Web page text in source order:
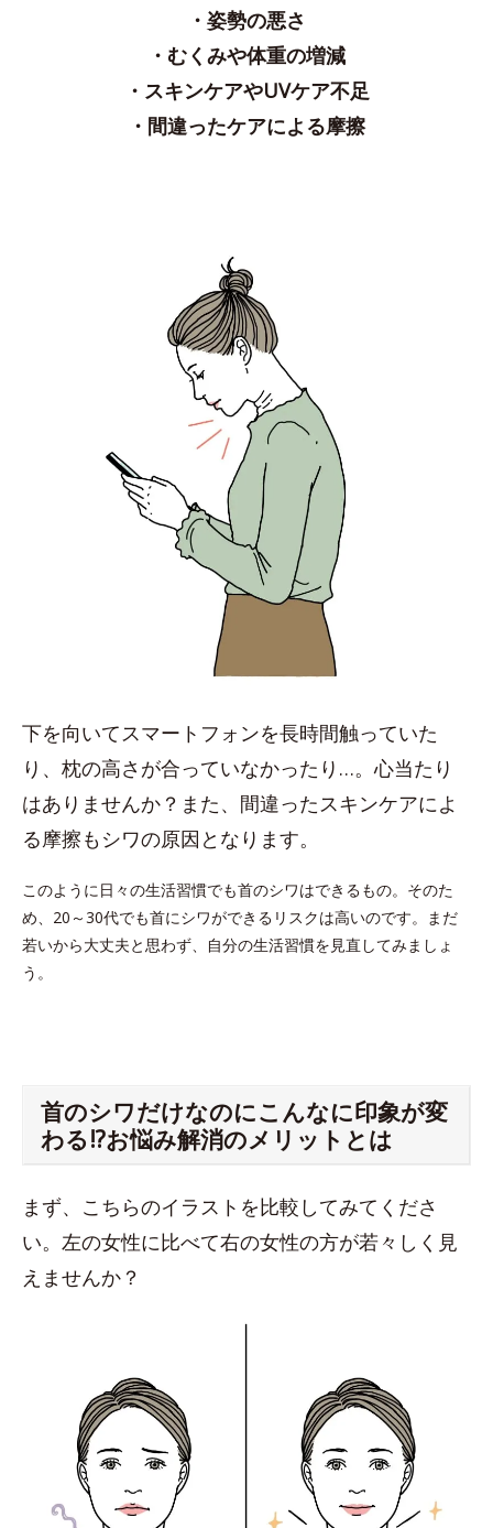
・姿勢の悪さ
・むくみや体重の増減
・スキンケアやUVケア不足
・間違ったケアによる摩擦
下を向いてスマートフォンを長時間触っていた
り、枕の高さが合っていなかったり…。心当たり
はありませんか？また、間違ったスキンケアによ
る摩擦もシワの原因となります。
このように日々の生活習慣でも首のシワはできるもの。そのた
め、20～30代でも首にシワができるリスクは高いのです。まだ
若いから大丈夫と思わず、自分の生活習慣を見直してみましょ
う。
首のシワだけなのにこんなに印象が変
わる!?お悩み解消のメリットとは
まず、こちらのイラストを比較してみてくださ
い。左の女性に比べて右の女性の方が若々しく見
えませんか？